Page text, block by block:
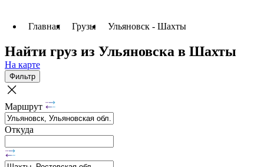
Главная Грузы Ульяновск - Шахты
Найти груз из Ульяновска в Шахты
На карте
Фильтр
Маршрут
Откуда